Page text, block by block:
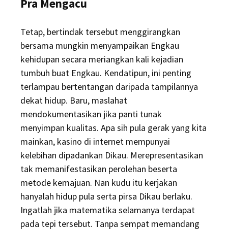
Pra Mengacu
Tetap, bertindak tersebut menggirangkan
bersama mungkin menyampaikan Engkau
kehidupan secara meriangkan kali kejadian
tumbuh buat Engkau. Kendatipun, ini penting
terlampau bertentangan daripada tampilannya
dekat hidup. Baru, maslahat
mendokumentasikan jika panti tunak
menyimpan kualitas. Apa sih pula gerak yang kita
mainkan, kasino di internet mempunyai
kelebihan dipadankan Dikau. Merepresentasikan
tak memanifestasikan perolehan beserta
metode kemajuan. Nan kudu itu kerjakan
hanyalah hidup pula serta pirsa Dikau berlaku.
Ingatlah jika matematika selamanya terdapat
pada tepi tersebut. Tanpa sempat memandang